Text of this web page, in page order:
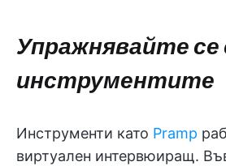
Упражнявайте се
инструментите
Инструменти като Pramp
виртуален интервюиращ.